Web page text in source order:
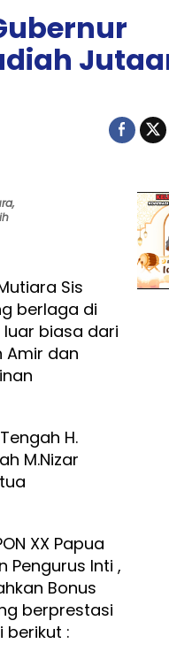
Sis
berlaga di
luar biasa dari
Amir dan
H.
M.Nizar
XX Papua
Pengurus Inti ,
Bonus
berprestasi
berikut :